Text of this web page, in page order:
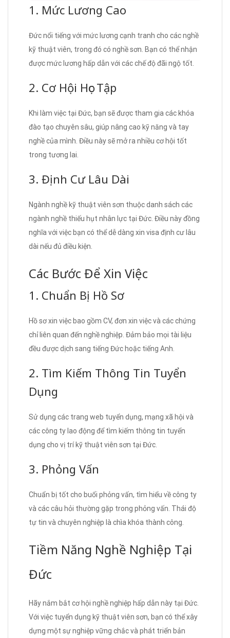
1. Mức Lương Cao
Đức nổi tiếng với mức lương cạnh tranh cho các nghề
kỹ thuật viên, trong đó có nghề sơn. Bạn có thể nhận
được mức lương hấp dẫn với các chế độ đãi ngộ tốt.
2. Cơ Hội Học Tập
Khi làm việc tại Đức, bạn sẽ được tham gia các khóa
đào tạo chuyên sâu, giúp nâng cao kỹ năng và tay
nghề của mình. Điều này sẽ mở ra nhiều cơ hội tốt
trong tương lai.
3. Định Cư Lâu Dài
Ngành nghề kỹ thuật viên sơn thuộc danh sách các
ngành nghề thiếu hụt nhân lực tại Đức. Điều này đồng
nghĩa với việc bạn có thể dễ dàng xin visa định cư lâu
dài nếu đủ điều kiện.
Các Bước Để Xin Việc
1. Chuẩn Bị Hồ Sơ
Hồ sơ xin việc bao gồm CV, đơn xin việc và các chứng
chỉ liên quan đến nghề nghiệp. Đảm bảo mọi tài liệu
đều được dịch sang tiếng Đức hoặc tiếng Anh.
2. Tìm Kiếm Thông Tin Tuyển
Dụng
Sử dụng các trang web tuyển dụng, mạng xã hội và
các công ty lao động để tìm kiếm thông tin tuyển
dụng cho vị trí kỹ thuật viên sơn tại Đức.
3. Phỏng Vấn
Chuẩn bị tốt cho buổi phỏng vấn, tìm hiểu về công ty
và các câu hỏi thường gặp trong phỏng vấn. Thái độ
tự tin và chuyên nghiệp là chìa khóa thành công.
Tiềm Năng Nghề Nghiệp Tại
Đức
Hãy nắm bắt cơ hội nghề nghiệp hấp dẫn này tại Đức.
Với việc tuyển dụng kỹ thuật viên sơn, bạn có thể xây
dựng một sự nghiệp vững chắc và phát triển bản